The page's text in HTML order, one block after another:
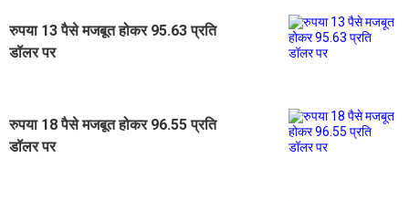
रुपया 13 पैसे मजबूत होकर 95.63 प्रति
डॉलर पर
रुपया 18 पैसे मजबूत होकर 96.55 प्रति
डॉलर पर